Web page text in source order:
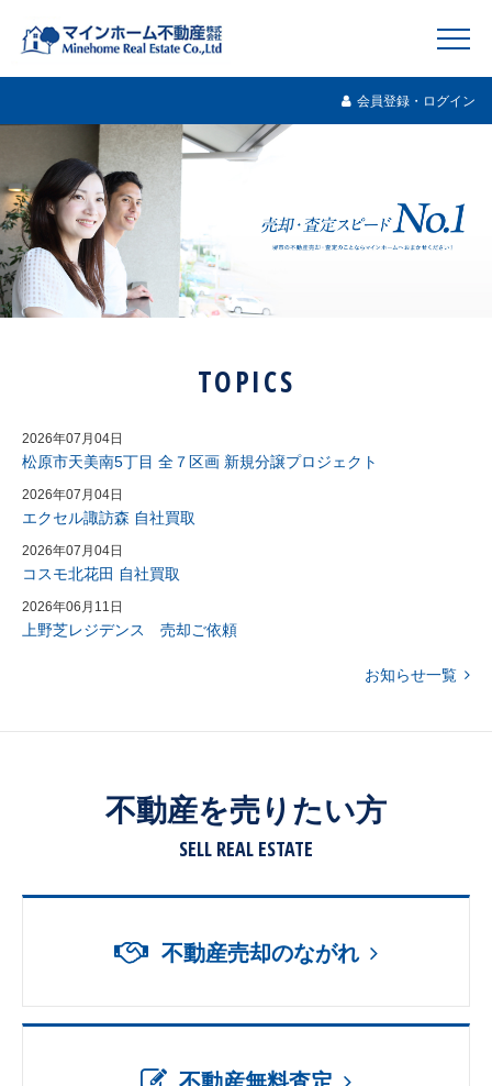
会員登録・ログイン
TOPICS
2026年07月04日
松原市天美南5丁目 全７区画 新規分譲プロジェクト
2026年07月04日
エクセル諏訪森 自社買取
2026年07月04日
コスモ北花田 自社買取
2026年06月11日
上野芝レジデンス 売却ご依頼
お知らせ一覧
不動産を売りたい方
SELL REAL ESTATE
不動産売却のながれ